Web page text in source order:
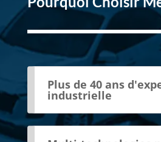
Plus de 40 ans
industrielle